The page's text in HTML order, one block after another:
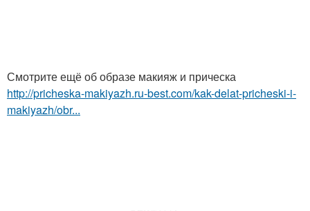
Смотрите ещё об образе макияж и прическа
http://pricheska-makiyazh.ru-best.com/kak-delat-pricheski-i-
makiyazh/obr...